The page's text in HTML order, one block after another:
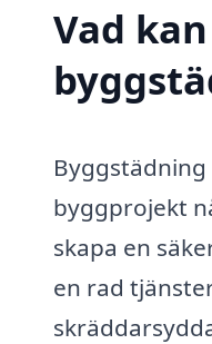
Vad
byggprojekt
skapa en
en rad